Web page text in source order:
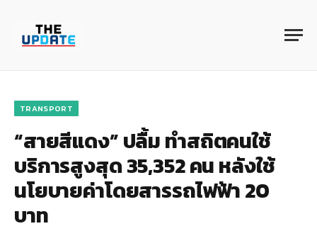
TRANSPORT
“สายสีแดง” ปลื้ม ทำสถิตคนใช้
บริการสูงสุด 35,352 คน หลังใช้
นโยบายค่าโดยสารรถไฟฟ้า 20
บาท